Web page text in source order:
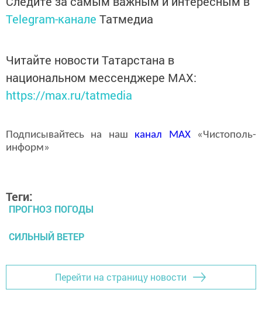
Telegram-канале Татмедиа
Читайте новости Татарстана в
национальном мессенджере MАХ:
https://max.ru/tatmedia
Подписывайтесь на наш канал MAX«Чистополь-
информ»
Теги:
ПРОГНОЗ ПОГОДЫ
СИЛЬНЫЙ ВЕТЕР
Перейти на страницу новости